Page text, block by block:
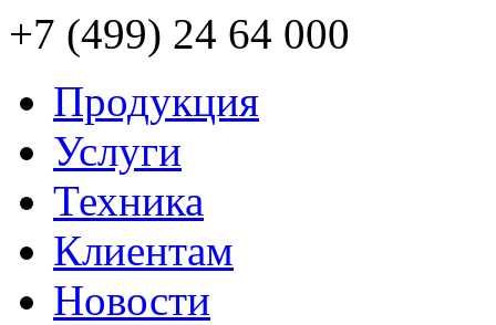
+7 (499) 24 64 000
Продукция
Услуги
Техника
Клиентам
Новости